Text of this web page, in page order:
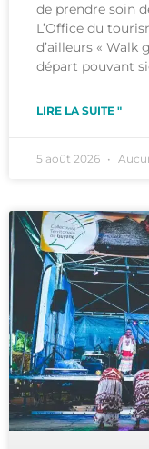
de prendre soin
L’Office du
d’ailleurs « Walk
départ pouvant
LIRE LA SUITE "
5 août 2026